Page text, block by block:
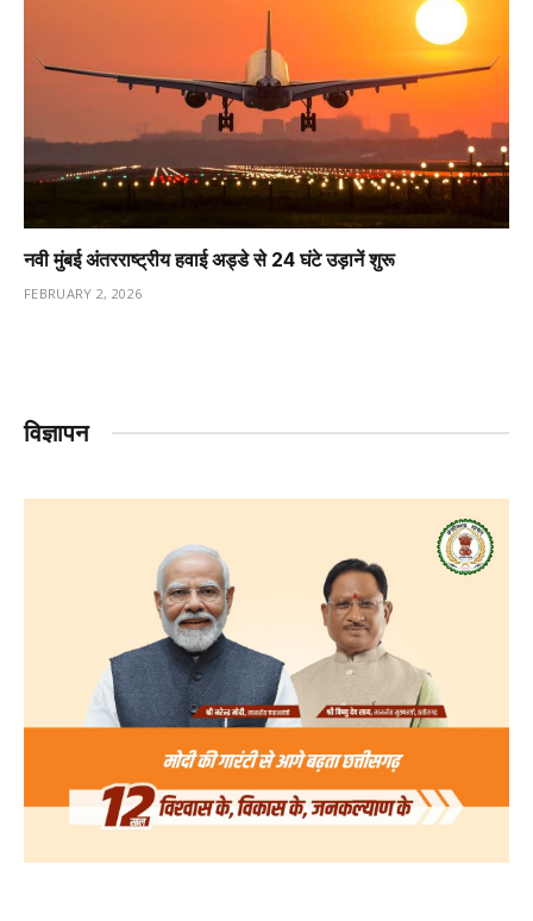
नवी मुंबई अंतरराष्ट्रीय हवाई अड्डे से 24 घंटे उड़ानें शुरू
FEBRUARY 2, 2026
विज्ञापन